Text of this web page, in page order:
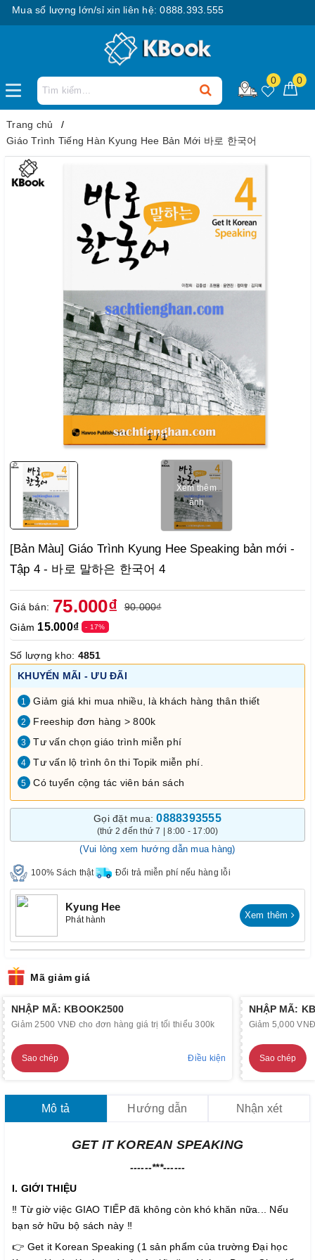
số lượng lớn/sỉ xin liên hệ: 0888.393.555
0 0
Trang chủ
Giáo Trình Tiếng Hàn Kyung Hee Bản Mới 바로 한국어
1/1
Xem thêm
ảnh
[Bản Màu] Giáo Trình Kyung Hee Speaking bản mới -
Tập 4 - 바로 말하은 한국어 4
Giá bán: 75.000₫
90.000₫
Giảm 15.000₫ - 17%
Số lượng kho: 4851
KHUYẾN MÃI - ƯU ĐÃI
1 Giảm giá khi mua nhiều, là khách hàng thân thiết
2 Freeship đơn hàng > 800k
3 Tư vấn chọn giáo trình miễn phí
4 Tư vấn lộ trình ôn thi Topik miễn phí.
5 Có tuyển cộng tác viên bán sách
Gọi đặt mua:0888393555
(thứ 2 đến thứ 7 | 8:00 - 17:00)
(Vui lòng xem hướng dẫn mua hàng)
100% Sách thật Đổi trả miễn phí nếu hàng lỗi
Kyung Hee
Phát hành Xem thêm
Mã giảm giá
NHẬP MÃ: KBOOK2500
Giảm 2500 VNĐ cho đơn hàng giá trị tối thiểu 300k
Sao chép Điều kiện
NHẬP MÃ:
Giảm 5,000
Sao chép
Mô tả Hướng dẫn Nhận xét
GET IT KOREAN SPEAKING
------***------
I. GIỚI THIỆU
‼️ Từ giờ việc GIAO TIẾP đã không còn khó khăn nữa... Nếu
bạn sở hữu bộ sách này ‼️
👉 Get it Korean Speaking (1 sản phẩm của trường Đại học